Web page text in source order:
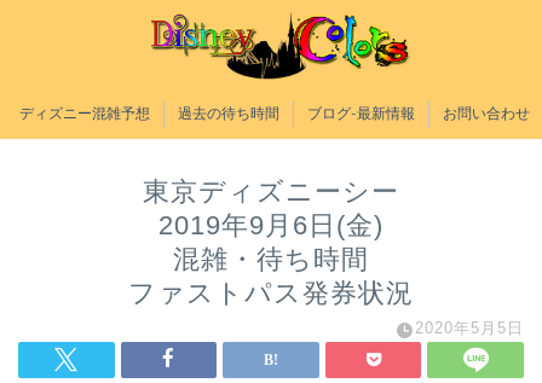
ディズニー混雑予想 過去の待ち時間 ブログ-最新情報 お問い合わせ
東京ディズニーシー
2019年9月6日(金)
混雑・待ち時間
ファストパス発券状況
2020年5月5日